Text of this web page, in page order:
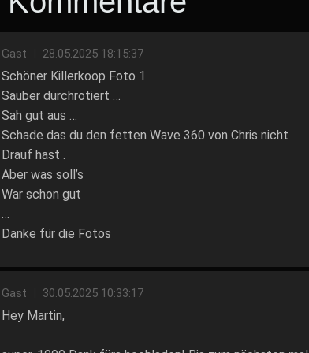
Gast 28.05.2025 18:15:37
Schöner Killerkoop Foto 1
Sauber durchrotiert …
Sah gut aus …
Schade das du den fetten Wave 360 von Chris nicht
Drauf hast .
Aber was soll’s
War schon gut
Danke für die Fotos
Gast 30.05.2025 10:33:17
Hey Martin,